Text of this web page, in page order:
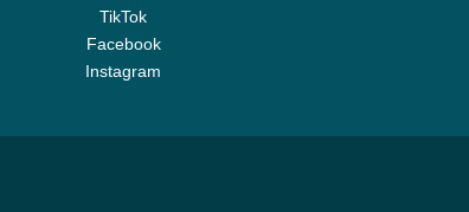
TikTok
Facebook
Instagram